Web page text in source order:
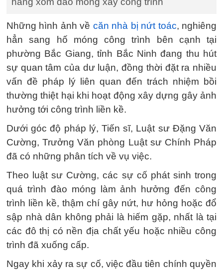
Những hình ảnh về căn nhà bị nứt toác, nghiêng
hẳn sang hố móng công trình bên cạnh tại
phường Bắc Giang, tỉnh Bắc Ninh đang thu hút
sự quan tâm của dư luận, đồng thời đặt ra nhiều
vấn đề pháp lý liên quan đến trách nhiệm bồi
thường thiệt hại khi hoạt động xây dựng gây ảnh
hưởng tới công trình liền kề.
Dưới góc độ pháp lý, Tiến sĩ, Luật sư Đặng Văn
Cường, Trưởng Văn phòng Luật sư Chính Pháp
đã có những phân tích về vụ việc.
Theo luật sư Cường, các sự cố phát sinh trong
quá trình đào móng làm ảnh hưởng đến công
trình liền kề, thậm chí gây nứt, hư hỏng hoặc đổ
sập nhà dân không phải là hiếm gặp, nhất là tại
các đô thị có nền địa chất yếu hoặc nhiều công
trình đã xuống cấp.
Ngay khi xảy ra sự cố, việc đầu tiên chính quyền